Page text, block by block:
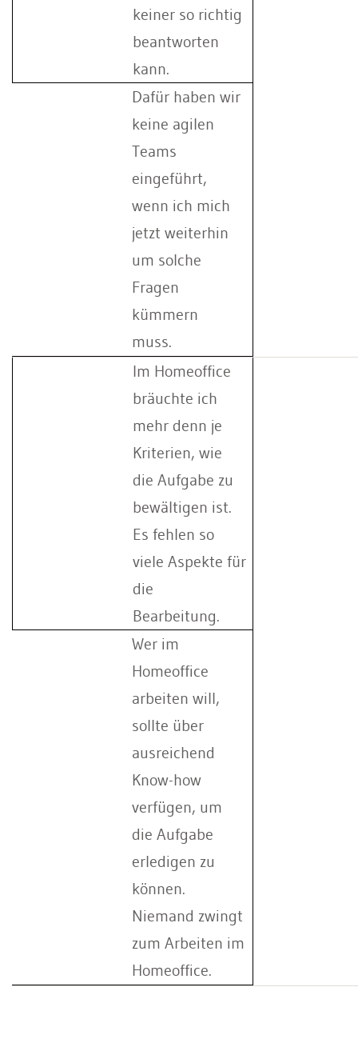
keiner so richtig
beantworten
kann.
Dafür haben wir
keine agilen
Teams
eingeführt,
wenn ich mich
jetzt weiterhin
um solche
Fragen
kümmern
muss.
Im Homeoffice
bräuchte ich
mehr denn je
Kriterien, wie
die Aufgabe zu
bewältigen ist.
Es fehlen so
viele Aspekte für
die
Bearbeitung.
Wer im
Homeoffice
arbeiten will,
sollte über
ausreichend
Know-how
verfügen, um
die Aufgabe
erledigen zu
können.
Niemand zwingt
zum Arbeiten im
Homeoffice.